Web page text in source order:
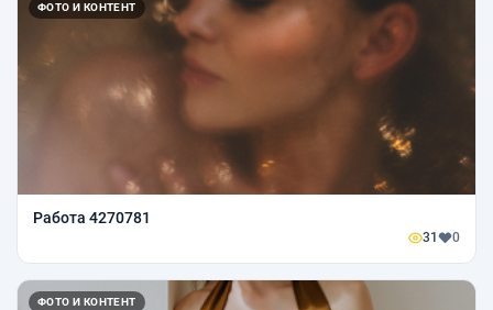
ФОТО И КОНТЕНТ
Работа 4270781
31 0
ФОТО И КОНТЕНТ